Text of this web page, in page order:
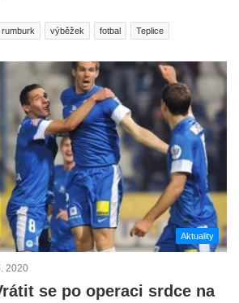
výběžek fotbal Teplice
Aktuality
2020
se po operaci srdce na